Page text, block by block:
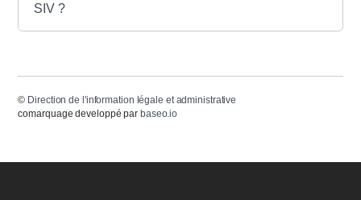
SIV ?
© Direction de l'information légale et administrative
comarquage developpé par baseo.io